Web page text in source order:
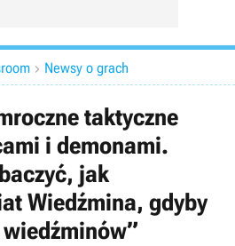
 Newsy o grach
taktyczne
i demonami.
jak
Wiedźmina, gdyby